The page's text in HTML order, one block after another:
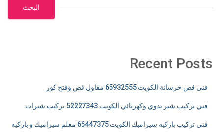
البحث
Recent Posts
فني قص خرسانة الكويت 65932555 مقاول قص وفتح كور
فني تركيب شتر يدوي وكهربائي الكويت 52227343 تركيب شترات
فني تركيب باركيه سيراميك الكويت 66447375 معلم سيراميك و باركيه